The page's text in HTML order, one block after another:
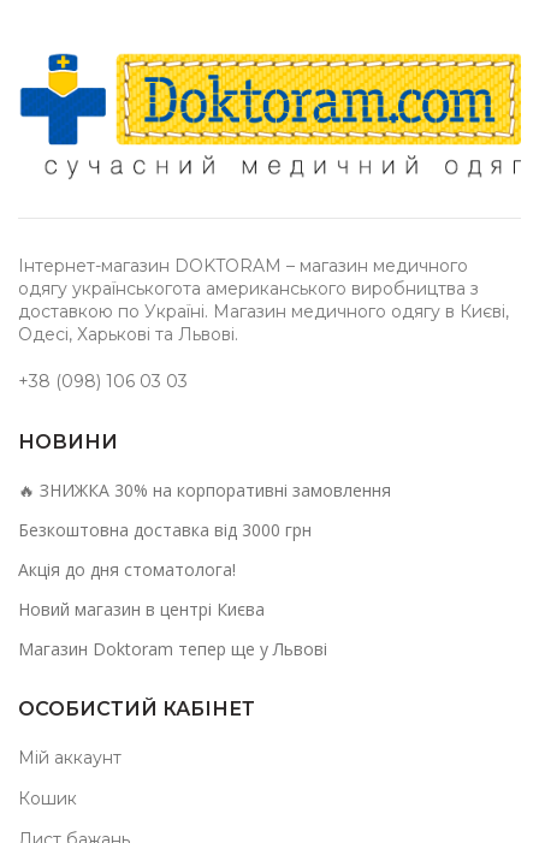
Інтернет-магазин DOKTORAM – магазин медичного
одягу українськогота американського виробництва з
доставкою по Україні. Магазин медичного одягу в Києві,
Одесі, Харькові та Львові.
+38 (098) 106 03 03
НОВИНИ
🔥 ЗНИЖКА 30% на корпоративні замовлення
Безкоштовна доставка від 3000 грн
Акція до дня стоматолога!
Новий магазин в центрі Києва
Магазин Doktoram тепер ще у Львові
ОСОБИСТИЙ КАБІНЕТ
Мій аккаунт
Кошик